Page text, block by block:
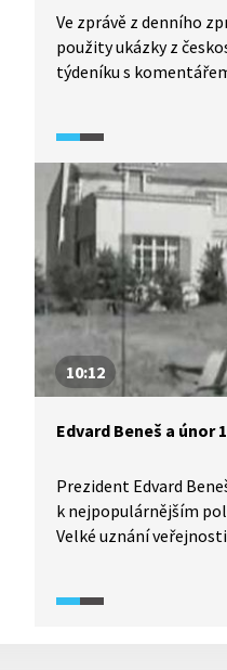
Ve zprávě z denního
použity ukázky z
týdeníku s
10:12
Edvard Beneš a únor
Prezident Edvard
k nejpopulárnějším
Velké uznání
smýšlející část